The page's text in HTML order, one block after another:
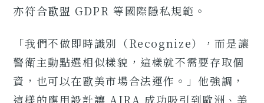
亦符合歐盟 GDPR 等國際隱私規範。
「我們不做即時識別（Recognize），而是讓
警衛主動點選相似樣貌，這樣就不需要存取個
資，也可以在歐美市場合法運作。」他強調，
這樣的應用設計讓 AIRA 成功吸引到歐洲、美